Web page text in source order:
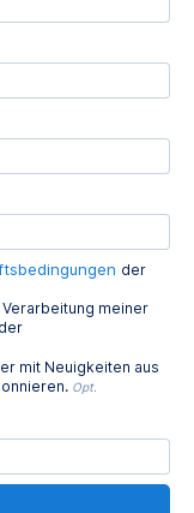
der
meiner
mit Neuigkeiten aus
Opt.